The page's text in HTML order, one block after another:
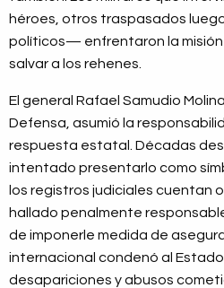
héroes, otros traspasados
políticos— enfrentaron la misión
salvar a los rehenes.
El general Rafael Samudio
Defensa, asumió la
respuesta estatal. Décadas
intentado presentarlo como
los registros judiciales cuentan
hallado penalmente
de imponerle medida de
internacional condenó al
desapariciones y abusos